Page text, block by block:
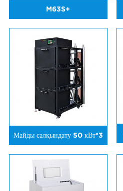
M63S+
Майды салқындату 50 кВт*3